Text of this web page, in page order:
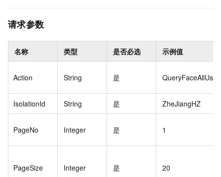
请求参数
名称 类型 是否必选 示例值
Action String 是
IsolationId String 是 ZheJiangHZ
PageNo Integer 是 1
PageSize Integer 是 20